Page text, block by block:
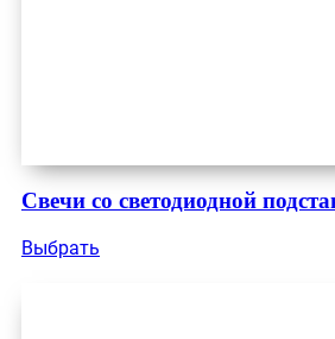
Свечи со светодиодной
Выбрать